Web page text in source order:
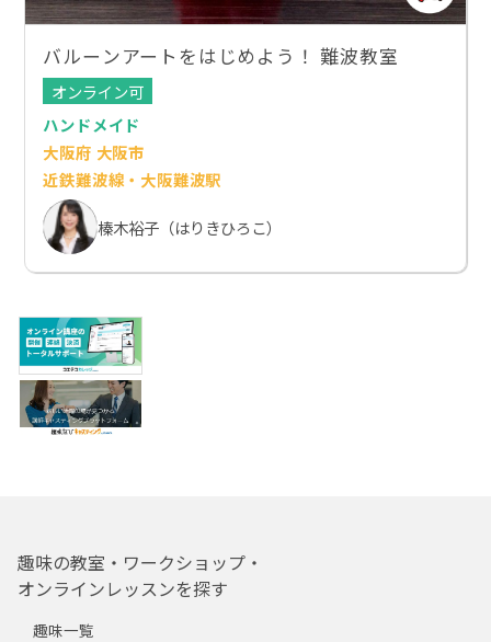
バルーンアートをはじめよう！ 難波教室
オンライン可
ハンドメイド
大阪府 大阪市
近鉄難波線・大阪難波駅
榛木裕子（はりきひろこ）
趣味の教室・ワークショップ・
オンラインレッスンを探す
趣味一覧